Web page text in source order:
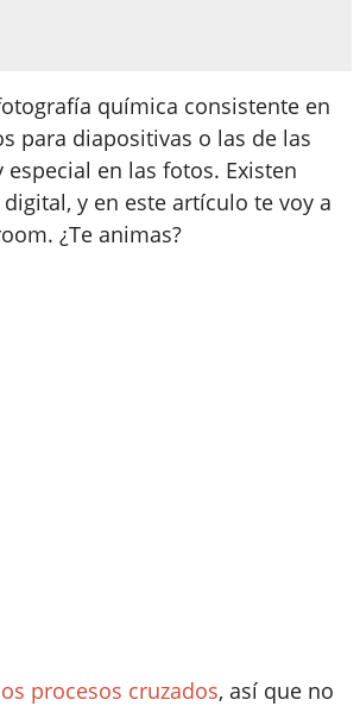
química consistente en
para diapositivas o las de las
en las fotos. Existen
y en este artículo te voy a
¿Te animas?
procesos cruzados, así que no